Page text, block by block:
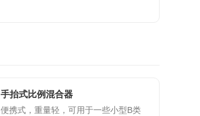
手抬式比例混合器
便携式，重量轻，可用于一些小型B类